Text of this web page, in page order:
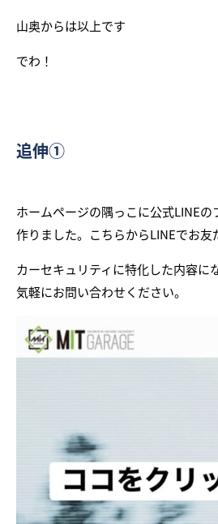
山奥からは以上です
でわ！
追伸①
ホームページの隅っこに公式LINEの
作りました。こちらからLINEでお友
カーセキュリティに特化した内容に
気軽にお問い合わせください。